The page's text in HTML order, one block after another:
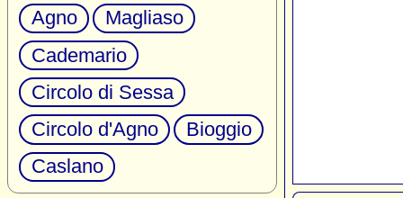
Agno
Magliaso
Cademario
Circolo di Sessa
Circolo d'Agno
Bioggio
Caslano